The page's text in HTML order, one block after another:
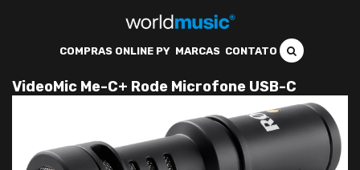
COMPRAS ONLINE PY MARCAS CONTATO
VideoMic Me-C+ Rode Microfone USB-C